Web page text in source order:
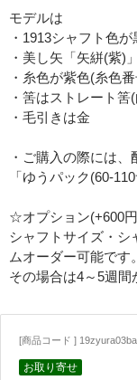
モデルは
・1913シャフト色
・美し矢「矢絣(紫)」
・糸色が紫色(糸色
・筈はストレート筈
・毛引きは金
・ご購入の際には、
「ゆうパック(60-
☆オプション(+600
シャフトサイズ・シ
ムオーダー可能です。
その場合は4～5週間
[商品コード ] 19zyura03ba
お取り寄せ